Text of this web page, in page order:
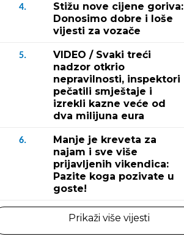
4.
Stižu nove cijene goriva:
Donosimo dobre i loše
vijesti za vozače
5.
VIDEO / Svaki treći
nadzor otkrio
nepravilnosti, inspektori
pečatili smještaje i
izrekli kazne veće od
dva milijuna eura
6.
Manje je kreveta za
najam i sve više
prijavljenih vikendica:
Pazite koga pozivate u
goste!
Prikaži više vijesti